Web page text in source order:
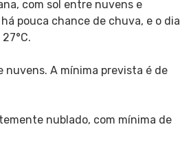
com sol entre nuvens e
pouca chance de chuva, e o dia
nuvens. A mínima prevista é de
nublado, com mínima de